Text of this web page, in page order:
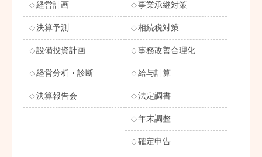
経営計画
決算予測
設備投資計画
経営分析・診断
決算報告会
事業承継対策
相続税対策
事務改善合理化
給与計算
法定調書
年末調整
確定申告